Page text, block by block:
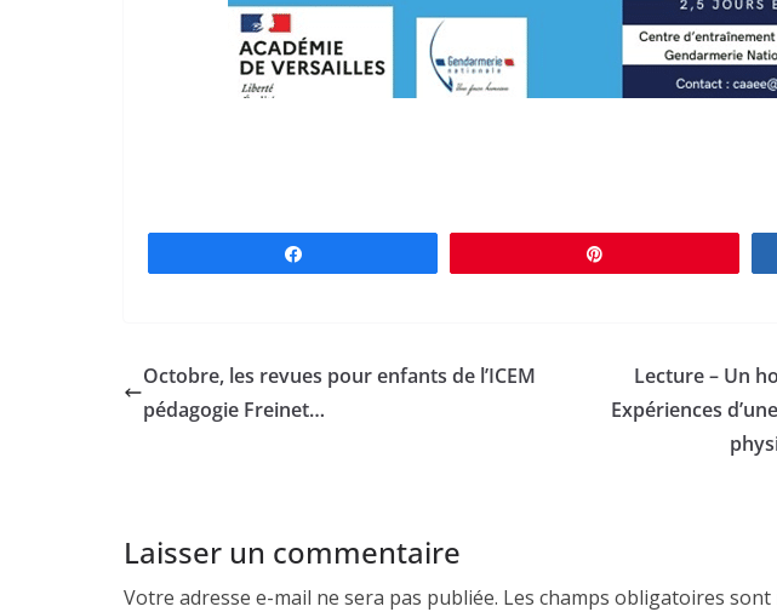
Octobre, les revues pour enfants de l’ICEM
pédagogie Freinet…
Lecture – Un
Expériences
Laisser un commentaire
Votre adresse e-mail ne sera pas publiée. Les champs obligatoires sont